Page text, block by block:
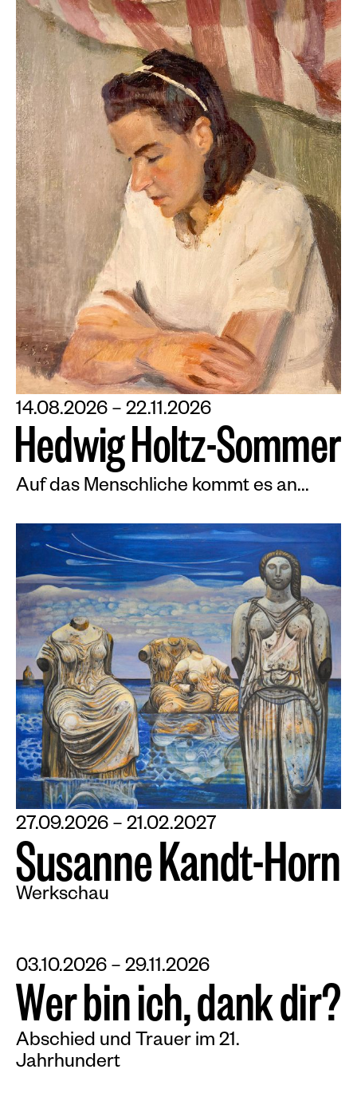
14.08.2026 – 22.11.2026
HedwigHoltz-Sommer
Auf das Menschliche kommt es an...
27.09.2026 – 21.02.2027
SusanneKandt-Horn
Werkschau
03.10.2026 – 29.11.2026
Werbinich,dankdir?
Abschied und Trauer im 21.
Jahrhundert